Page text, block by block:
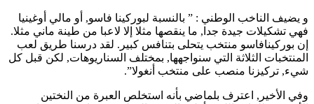
و يضيف الناخب الوطني : ” بالنسبة لبوركينا فاسو, أو مالي أوغينيا
فهي تشكيلات جيدة جدا, ما ينقصها مثلا إلا لاعبا من طينة ماني مثلا.
إن بوركينافاسو منتخب يتحلى بتنافس كبير. لقد درسنا طريق لعب
المنتخبات الثلاثة التي سنواجهها, بمختلف السناريوهات, لكن قبل كل
شيء, تركيزنا منصب على منتخب أنغولا”.
وفي الأخير, اعترف بلماضي بأنه استخلص العبرة من النختين